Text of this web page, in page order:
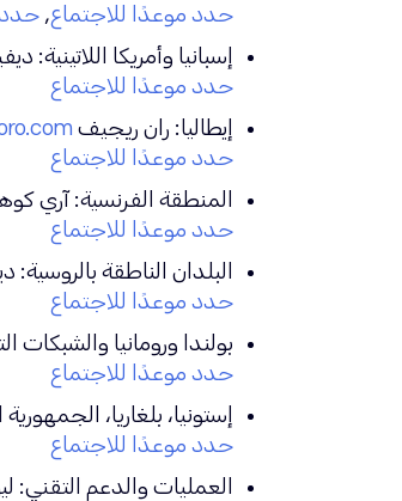
حدد موعدًا للاجتماع, حدد
إسبانيا وأمريكا اللاتينية:
حدد موعدًا للاجتماع
إيطاليا: ران ريجيف
حدد موعدًا للاجتماع
المنطقة الفرنسية: آري
حدد موعدًا للاجتماع
البلدان الناطقة
حدد موعدًا للاجتماع
بولندا ورومانيا والشبكات
حدد موعدًا للاجتماع
إستونيا، بلغاريا،
حدد موعدًا للاجتماع
العمليات والدعم التقني: